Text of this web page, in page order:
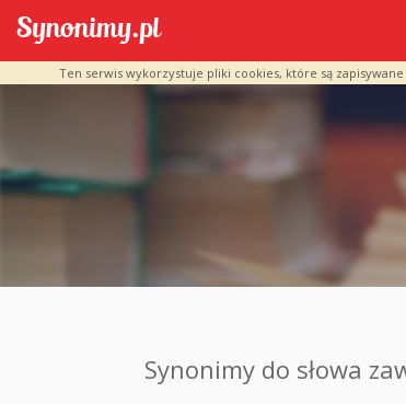
Ten serwis wykorzystuje pliki cookies, które są
Synonimy do słowa